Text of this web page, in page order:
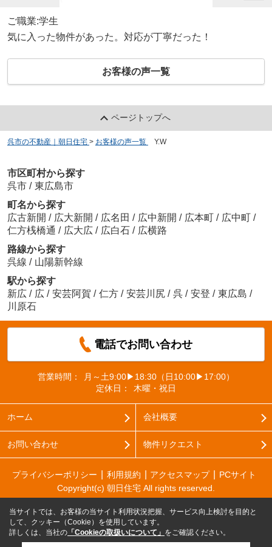
ご職業:学生
気に入った物件があった。対応が丁寧だった！
お客様の声一覧
ページトップへ
呉市の不動産｜朝日住宅 > お客様の声一覧 Y.W
市区町村から探す
呉市 / 東広島市
町名から探す
広古新開 / 広大新開 / 広名田 / 広中新開 / 広本町 / 広中町 /
仁方桟橋通 / 広大広 / 広白石 / 広横路
路線から探す
呉線 / 山陽新幹線
駅から探す
新広 / 広 / 安芸阿賀 / 仁方 / 安芸川尻 / 呉 / 安登 / 東広島 /
川原石
電話でお問い合わせ
営業時間：
月～土9:00▶18:30（日10:00▶17:00）
定休日：
木曜・祝日
ホーム 会社概要
お問い合わせ 物件リクエスト
プライバシーポリシー 利用規約 アクセスマップ
PCサイト
Copyright(c) 朝日住宅 All rights reserved.
当サイトでは、お客様の当サイト利用状況把握、サービス向上検討を目的と
して、クッキー（Cookie）を使用しています。
詳しくは、当社の 「Cookieの取扱いについて」 をご確認ください。